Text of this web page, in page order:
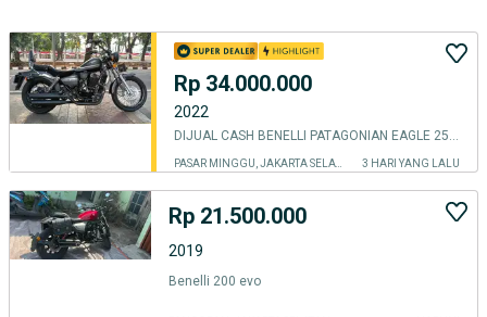
Rp 34.000.000
2022
DIJUAL CASH BENELLI PATAGONIAN EAGLE 250 EFI THN 2022 PJK IDUP
PASAR MINGGU, JAKARTA SELATAN 3 HARI YANG LALU
Rp 21.500.000
2019
Benelli 200 evo